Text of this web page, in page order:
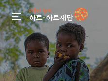
gnb menu open